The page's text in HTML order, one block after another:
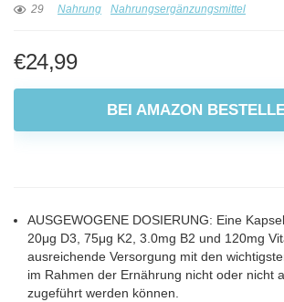
29 Nahrung Nahrungsergänzungsmittel
€24,99
BEI AMAZON
AUSGEWOGENE DOSIERUNG: Eine
20μg D3, 75μg K2, 3.0mg B2 und 120mg
ausreichende Versorgung mit den
im Rahmen der Ernährung nicht oder nicht
zugeführt werden können.